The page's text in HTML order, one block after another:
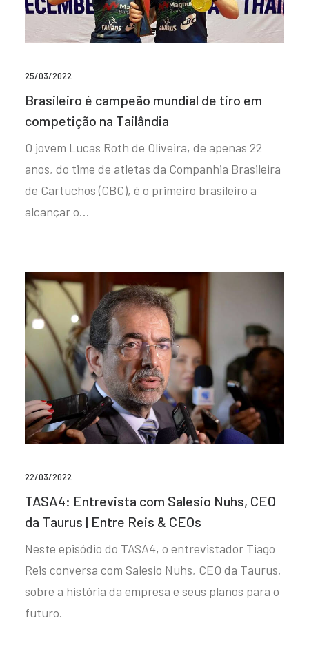
25/03/2022
Brasileiro é campeão mundial de tiro em
competição na Tailândia
O jovem Lucas Roth de Oliveira, de apenas 22
anos, do time de atletas da Companhia Brasileira
de Cartuchos (CBC), é o primeiro brasileiro a
alcançar o…
22/03/2022
TASA4: Entrevista com Salesio Nuhs, CEO
da Taurus | Entre Reis & CEOs
Neste episódio do TASA4, o entrevistador Tiago
Reis conversa com Salesio Nuhs, CEO da Taurus,
sobre a história da empresa e seus planos para o
futuro.